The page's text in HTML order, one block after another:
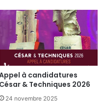
à candidatures
César & Techniques 2026
24 novembre 2025